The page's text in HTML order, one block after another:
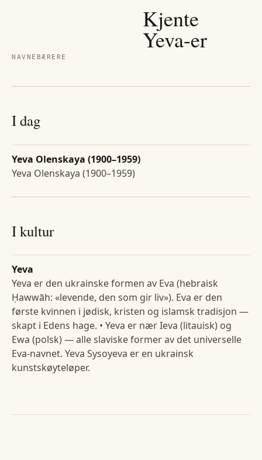
NAVNEBÆRERE
Kjente
Yeva-er
I dag
Yeva Olenskaya (1900–1959)
Yeva Olenskaya (1900–1959)
I kultur
Yeva
Yeva er den ukrainske formen av Eva (hebraisk
Ḥawwāh: «levende, den som gir liv»). Eva er den
første kvinnen i jødisk, kristen og islamsk tradisjon —
skapt i Edens hage. • Yeva er nær Ieva (litauisk) og
Ewa (polsk) — alle slaviske former av det universelle
Eva-navnet. Yeva Sysoyeva er en ukrainsk
kunstskøyteløper.